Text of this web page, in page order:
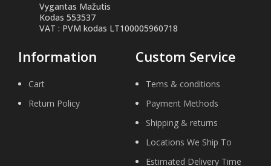
Vygantas Mažutis
Kodas 553537
VAT : PVM kodas LT100005960718
Information
Cart
Return Policy
Custom Service
Tems & conditions
Payment Methods
Shipping & returns
Locations We Ship To
Estimated Delivery Time